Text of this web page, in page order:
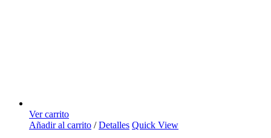
Ver carrito
Añadir al carrito / Detalles Quick View